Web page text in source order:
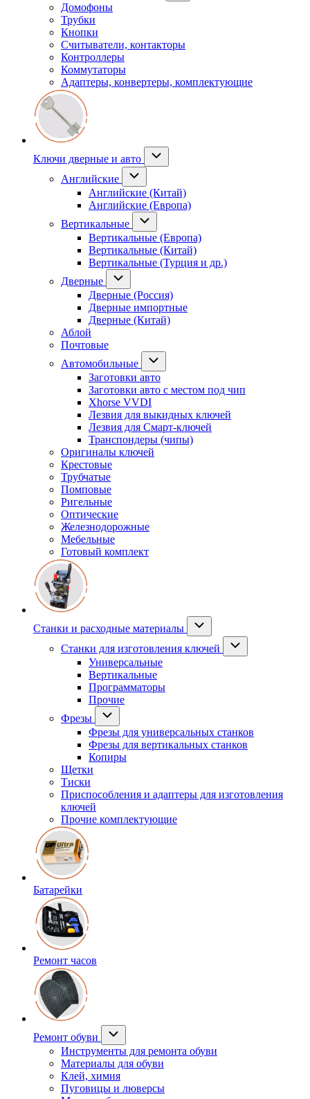
Домофоны
Трубки
Кнопки
Считыватели, контакторы
Контроллеры
Коммутаторы
Адаптеры, конвертеры, комплектующие
Ключи дверные и авто
Английские
Английские (Китай)
Английские (Европа)
Вертикальные
Вертикальные (Европа)
Вертикальные (Китай)
Вертикальные (Турция и др.)
Дверные
Дверные (Россия)
Дверные импортные
Дверные (Китай)
Аблой
Почтовые
Автомобильные
Заготовки авто
Заготовки авто с местом под чип
Xhorse VVDI
Лезвия для выкидных ключей
Лезвия для Смарт-ключей
Транспондеры (чипы)
Оригиналы ключей
Крестовые
Трубчатые
Помповые
Ригельные
Оптические
Железнодорожные
Мебельные
Готовый комплект
Станки и расходные материалы
Станки для изготовления ключей
Универсальные
Вертикальные
Программаторы
Прочие
Фрезы
Фрезы для универсальных станков
Фрезы для вертикальных станков
Копиры
Щетки
Тиски
Приспособления и адаптеры для изготовления
ключей
Прочие комплектующие
Батарейки
Ремонт часов
Ремонт обуви
Инструменты для ремонта обуви
Материалы для обуви
Клей, химия
Пуговицы и люверсы